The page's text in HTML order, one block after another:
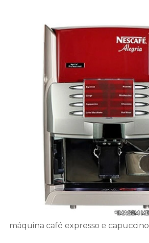
máquina café expresso e capuccino